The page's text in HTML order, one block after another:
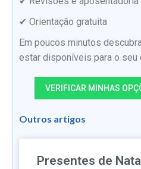
✔ Orientação gratuita
Em poucos minutos
estar disponíveis para o seu
VERIFICAR MINHAS
Outros artigos
Presentes de